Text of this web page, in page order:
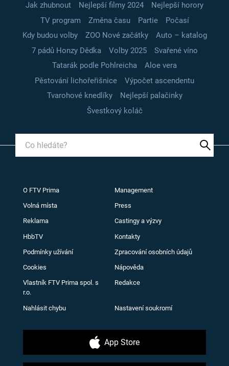
Jak zhubnout Nejlepší filmy 2024
Nejlepší horory
TV program
Změna času Partie
Počasí
Kdy budou volby
ZOO Nové začátky
Auto – katalog
7 pádů Honzy Dědka
Volby 2025
Svařené víno
Tatarák podle Pohlreicha
Aloe vera
Pěstování lichořeřišnice
Výpočet ascendentu
Tvarohové knedlíky
Nejlepší palačinky
Švestkový koláč
O FTV Prima Management
Volná místa Press
Reklama Castingy a výzvy
HbbTV Kontakty
Podmínky užívání Zpracování osobních údajů
Cookies Nápověda
Vlastník FTV Prima spol. s
r.o.
Redakce
Nahlásit chybu Nastavení soukromí
App Store